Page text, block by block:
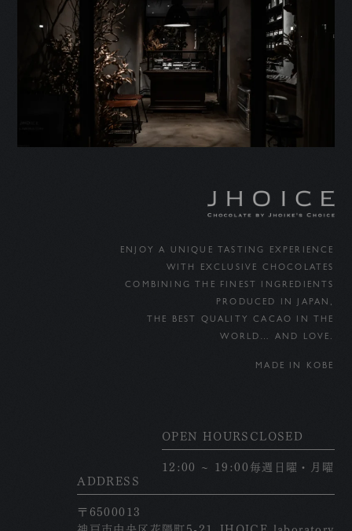
ENJOY A UNIQUE TASTING EXPERIENCE
WITH EXCLUSIVE CHOCOLATES
COMBINING THE FINEST INGREDIENTS
PRODUCED IN JAPAN,
THE BEST QUALITY CACAO IN THE
WORLD… AND LOVE.
MADE IN KOBE
OPEN HOURS
12:00 ~ 19:00
CLOSED
毎週日曜・月曜
ADDRESS
〒6500013